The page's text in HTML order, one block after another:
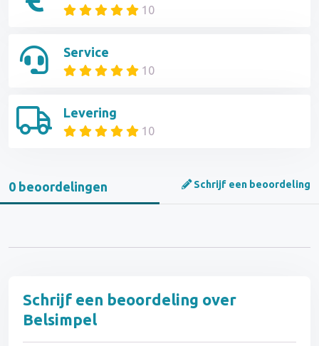
10
Service
10
Levering
10
0 beoordelingen Schrijf een beoordeling
Schrijf een beoordeling over
Belsimpel